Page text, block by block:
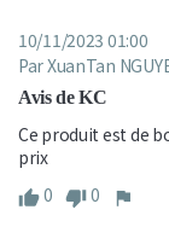
10/11/2023 01:00
Par XuanTan
Avis de KC
Ce produit est de
prix
0
0